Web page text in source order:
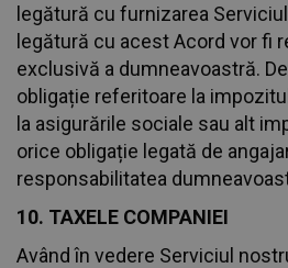
legătură cu furnizarea
legătură cu acest Acord vor fi
exclusivă a dumneavoastră.
obligație referitoare la
la asigurările sociale sau alt
orice obligație legată de
responsabilitatea
10. TAXELE COMPANIEI
Având în vedere Serviciul